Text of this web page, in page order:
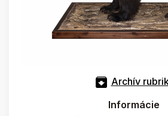
Archív
Informácie